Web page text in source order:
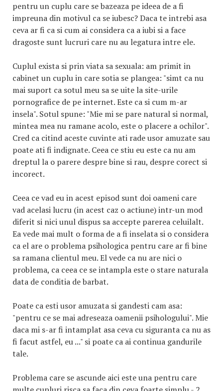
pentru un cuplu care se bazeaza pe ideea de a fi
impreuna din motivul ca se iubesc? Daca te intrebi asa
ceva ar fi ca si cum ai considera ca a iubi si a face
dragoste sunt lucruri care nu au legatura intre ele.
Cuplul exista si prin viata sa sexuala: am primit in
cabinet un cuplu in care sotia se plangea: "simt ca nu
mai suport ca sotul meu sa se uite la site-urile
pornografice de pe internet. Este ca si cum m-ar
insela". Sotul spune: "Mie mi se pare natural si normal,
mintea mea nu ramane acolo, este o placere a ochilor".
Cred ca citind aceste cuvinte ati rade usor amuzate sau
poate ati fi indignate. Ceea ce stiu eu este ca nu am
dreptul la o parere despre bine si rau, despre corect si
incorect.
Ceea ce vad eu in acest episod sunt doi oameni care
vad acelasi lucru (in acest caz o actiune) intr-un mod
diferit si nici unul dispus sa accepte parerea celuilalt.
Ea vede mai mult o forma de a fi inselata si o considera
ca el are o problema psihologica pentru care ar fi bine
sa ramana clientul meu. El vede ca nu are nici o
problema, ca ceea ce se intampla este o stare naturala
data de conditia de barbat.
Poate ca esti usor amuzata si gandesti cam asa:
"pentru ce se mai adreseaza oamenii psihologului". Mie
daca mi s-ar fi intamplat asa ceva cu siguranta ca nu as
fi facut astfel, eu ..." si poate ca ai continua gandurile
tale.
Problema care se ascunde aici este una pentru care